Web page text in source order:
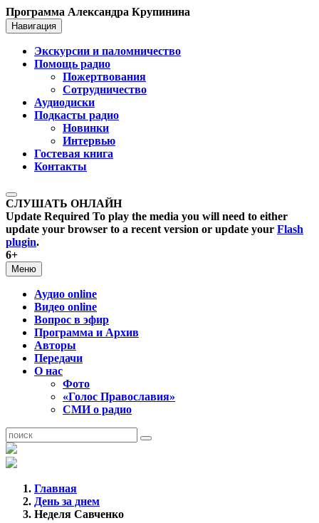
Программа Александра Крупинина
Навигация
Экскурсии и паломничество
Помощь радио
Пожертвования
Сотрудничество
Аудиодиски
Подкасты радио
Новинки
Интервью
Гостевая книга
Контакты
СЛУШАТЬ ОНЛАЙН
Update Required To play the media you will need to either
update your browser to a recent version or update your Flash
plugin.
6+
Меню
Аудио online
Видео online
Вопрос в эфир
Программа и Архив
Авторы
Передачи
О нас
Фото
«Голос Православия»
СМИ о радио
Главная
День за днем
Неделя Савченко